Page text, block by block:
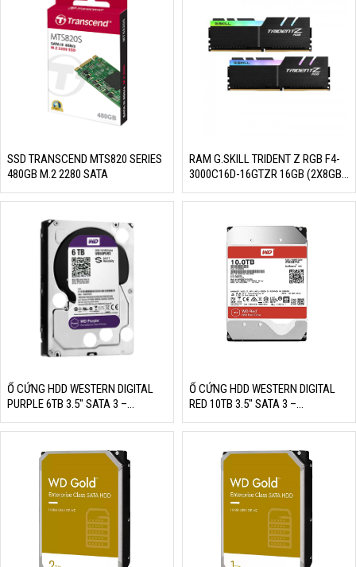
1.890.000₫.
SSD TRANSCEND MTS820 SERIES
480GB M.2 2280 SATA
RAM G.SKILL TRIDENT Z RGB F4-
3000C16D-16GTZR 16GB (2X8GB)
Ổ CỨNG HDD WESTERN DIGITAL
PURPLE 6TB 3.5″ SATA 3 –
WD60PURX
Ổ CỨNG HDD WESTERN DIGITAL
RED 10TB 3.5″ SATA 3 –
WD100EFAX